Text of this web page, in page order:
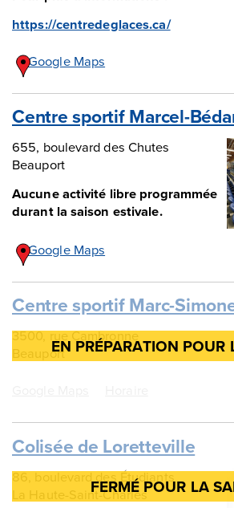
https://centredeglaces.ca/
Google Maps
Centre sportif Marcel-
655, boulevard des Chutes
Beauport
Aucune activité libre programmée
durant la saison estivale.
Google Maps
Centre sportif Marc-
3500, rue Cambronne
Beauport
Colisée de Loretteville
86, boulevard des Étudiants
La Haute-Saint-Charles